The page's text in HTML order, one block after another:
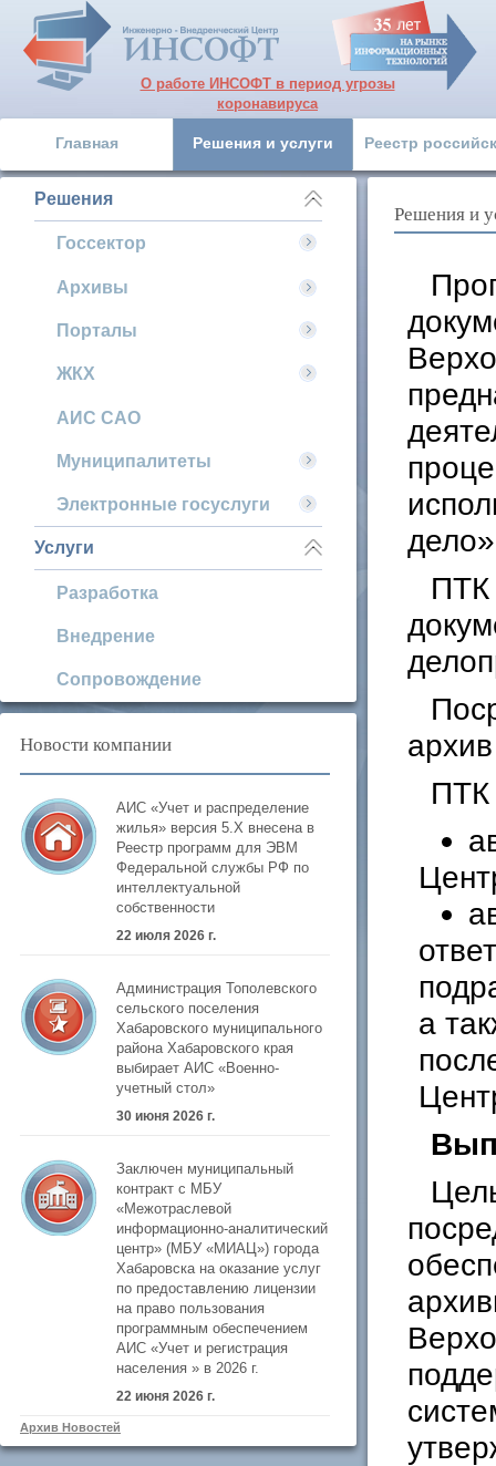
О работе ИНСОФТ в период угрозы
коронавируса
Главная Решения и услуги Реестр
Решения
Госсектор
Архивы
Порталы
ЖКХ
АИС САО
Муниципалитеты
Электронные госуслуги
Услуги
Разработка
Внедрение
Сопровождение
Новости компании
АИС «Учет и распределение
жилья» версия 5.Х внесена в
Реестр программ для ЭВМ
Федеральной службы РФ по
интеллектуальной
собственности
22 июля 2026 г.
Администрация Тополевского
сельского поселения
Хабаровского муниципального
района Хабаровского края
выбирает АИС «Военно-
учетный стол»
30 июня 2026 г.
Заключен муниципальный
контракт с МБУ
«Межотраслевой
информационно-аналитический
центр» (МБУ «МИАЦ») города
Хабаровска на оказание услуг
по предоставлению лицензии
на право пользования
программным обеспечением
АИС «Учет и регистрация
населения » в 2026 г.
22 июня 2026 г.
Архив Новостей
Решения и
ПТК
ПТК
а